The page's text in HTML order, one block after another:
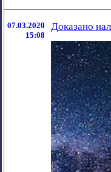
07.03.2020
15:08
Доказано